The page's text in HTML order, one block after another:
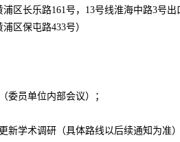
区长乐路161号，13号线淮海中路3号出
区保屯路433号）
委员单位内部会议）；
新学术调研（具体路线以后续通知为准）